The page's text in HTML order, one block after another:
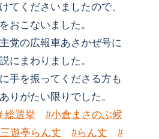
てくださいましたので、
おこないました。
党の広報車あさかぜ号に
にまわりました。
手を振ってくださる方も
りがたい限りでした。
総選挙
#小倉まさのぶ候
遊亭らん丈 #らん丈
#